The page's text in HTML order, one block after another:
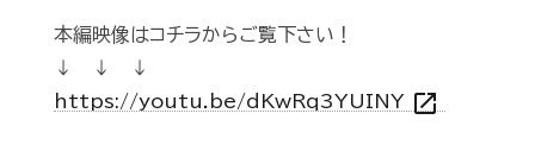
本編映像はコチラからご覧下さい！
↓ ↓ ↓
https://youtu.be/dKwRq3YUINY open_in_new